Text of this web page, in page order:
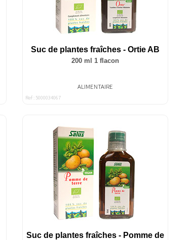
Suc de plantes fraîches - Ortie AB
200 ml 1 flacon
ALIMENTAIRE
Ref : 5000034067
Suc de plantes fraîches - Pomme de